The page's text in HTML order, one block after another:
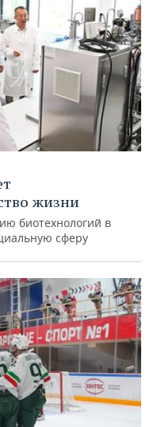
жизни
биотехнологий в
сферу